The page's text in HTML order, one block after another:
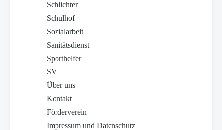
Schlichter
Schulhof
Sozialarbeit
Sanitätsdienst
Sporthelfer
SV
Über uns
Kontakt
Förderverein
Impressum und Datenschutz